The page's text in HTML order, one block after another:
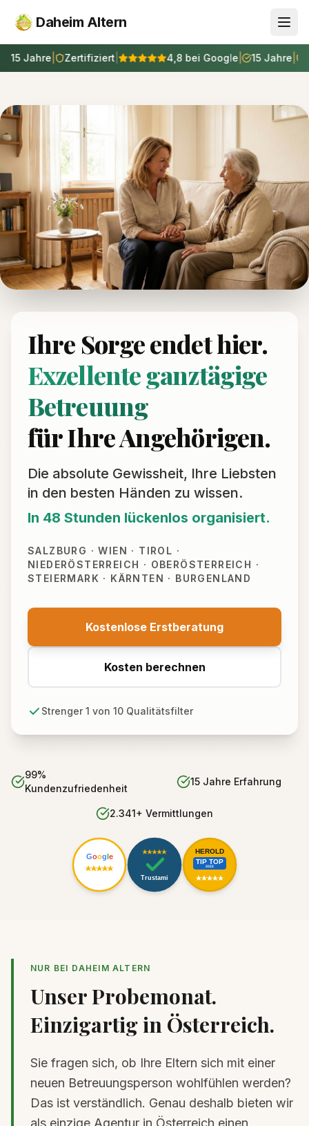
Daheim Altern
Jahre| Zertifiziert| 4,8 bei Google| 15 Jahre|
Ihre Sorge endet hier.
Exzellente ganztägige
Betreuung
für Ihre Angehörigen.
Die absolute Gewissheit, Ihre Liebsten
in den besten Händen zu wissen.
In 48 Stunden lückenlos organisiert.
SALZBURG · WIEN · TIROL ·
NIEDERÖSTERREICH · OBERÖSTERREICH ·
STEIERMARK · KÄRNTEN · BURGENLAND
Kostenlose Erstberatung
Kosten berechnen
Strenger 1 von 10 Qualitätsfilter
99%
Kundenzufriedenheit
15 Jahre Erfahrung
2.341+ Vermittlungen
Google
Trustami
HEROLD
TIP TOP
2022
NUR BEI DAHEIM ALTERN
Unser Probemonat.
Einzigartig in Österreich.
Sie fragen sich, ob Ihre Eltern sich mit einer
neuen Betreuungsperson wohlfühlen werden?
Das ist verständlich. Genau deshalb bieten wir
als einzige Agentur in Österreich einen